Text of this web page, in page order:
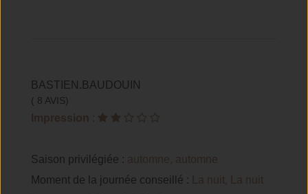
BASTIEN.BAUDOUIN
( 8 AVIS)
Impression :
Saison privilégiée : automne, automne
Moment de la journée conseillé :
La nuit, La nuit